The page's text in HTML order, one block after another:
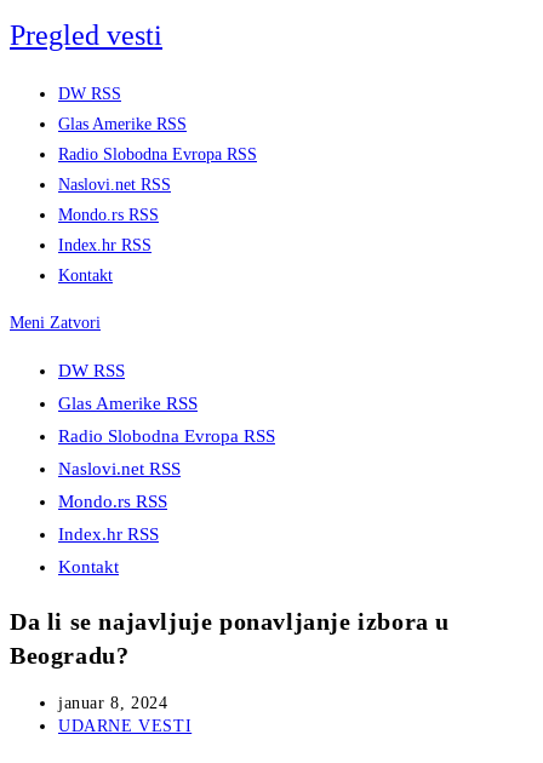
Skip
to
Pregled vesti
DW RSS
Glas Amerike RSS
Radio Slobodna Evropa RSS
Naslovi.net RSS
Mondo.rs RSS
Index.hr RSS
Kontakt
Meni Zatvori
DW RSS
Glas Amerike RSS
Radio Slobodna Evropa RSS
Naslovi.net RSS
Mondo.rs RSS
Index.hr RSS
Kontakt
Da li se najavljuje ponavljanje izbora u
Beogradu?
Post
published:
januar 8, 2024
Post
UDARNE VESTI